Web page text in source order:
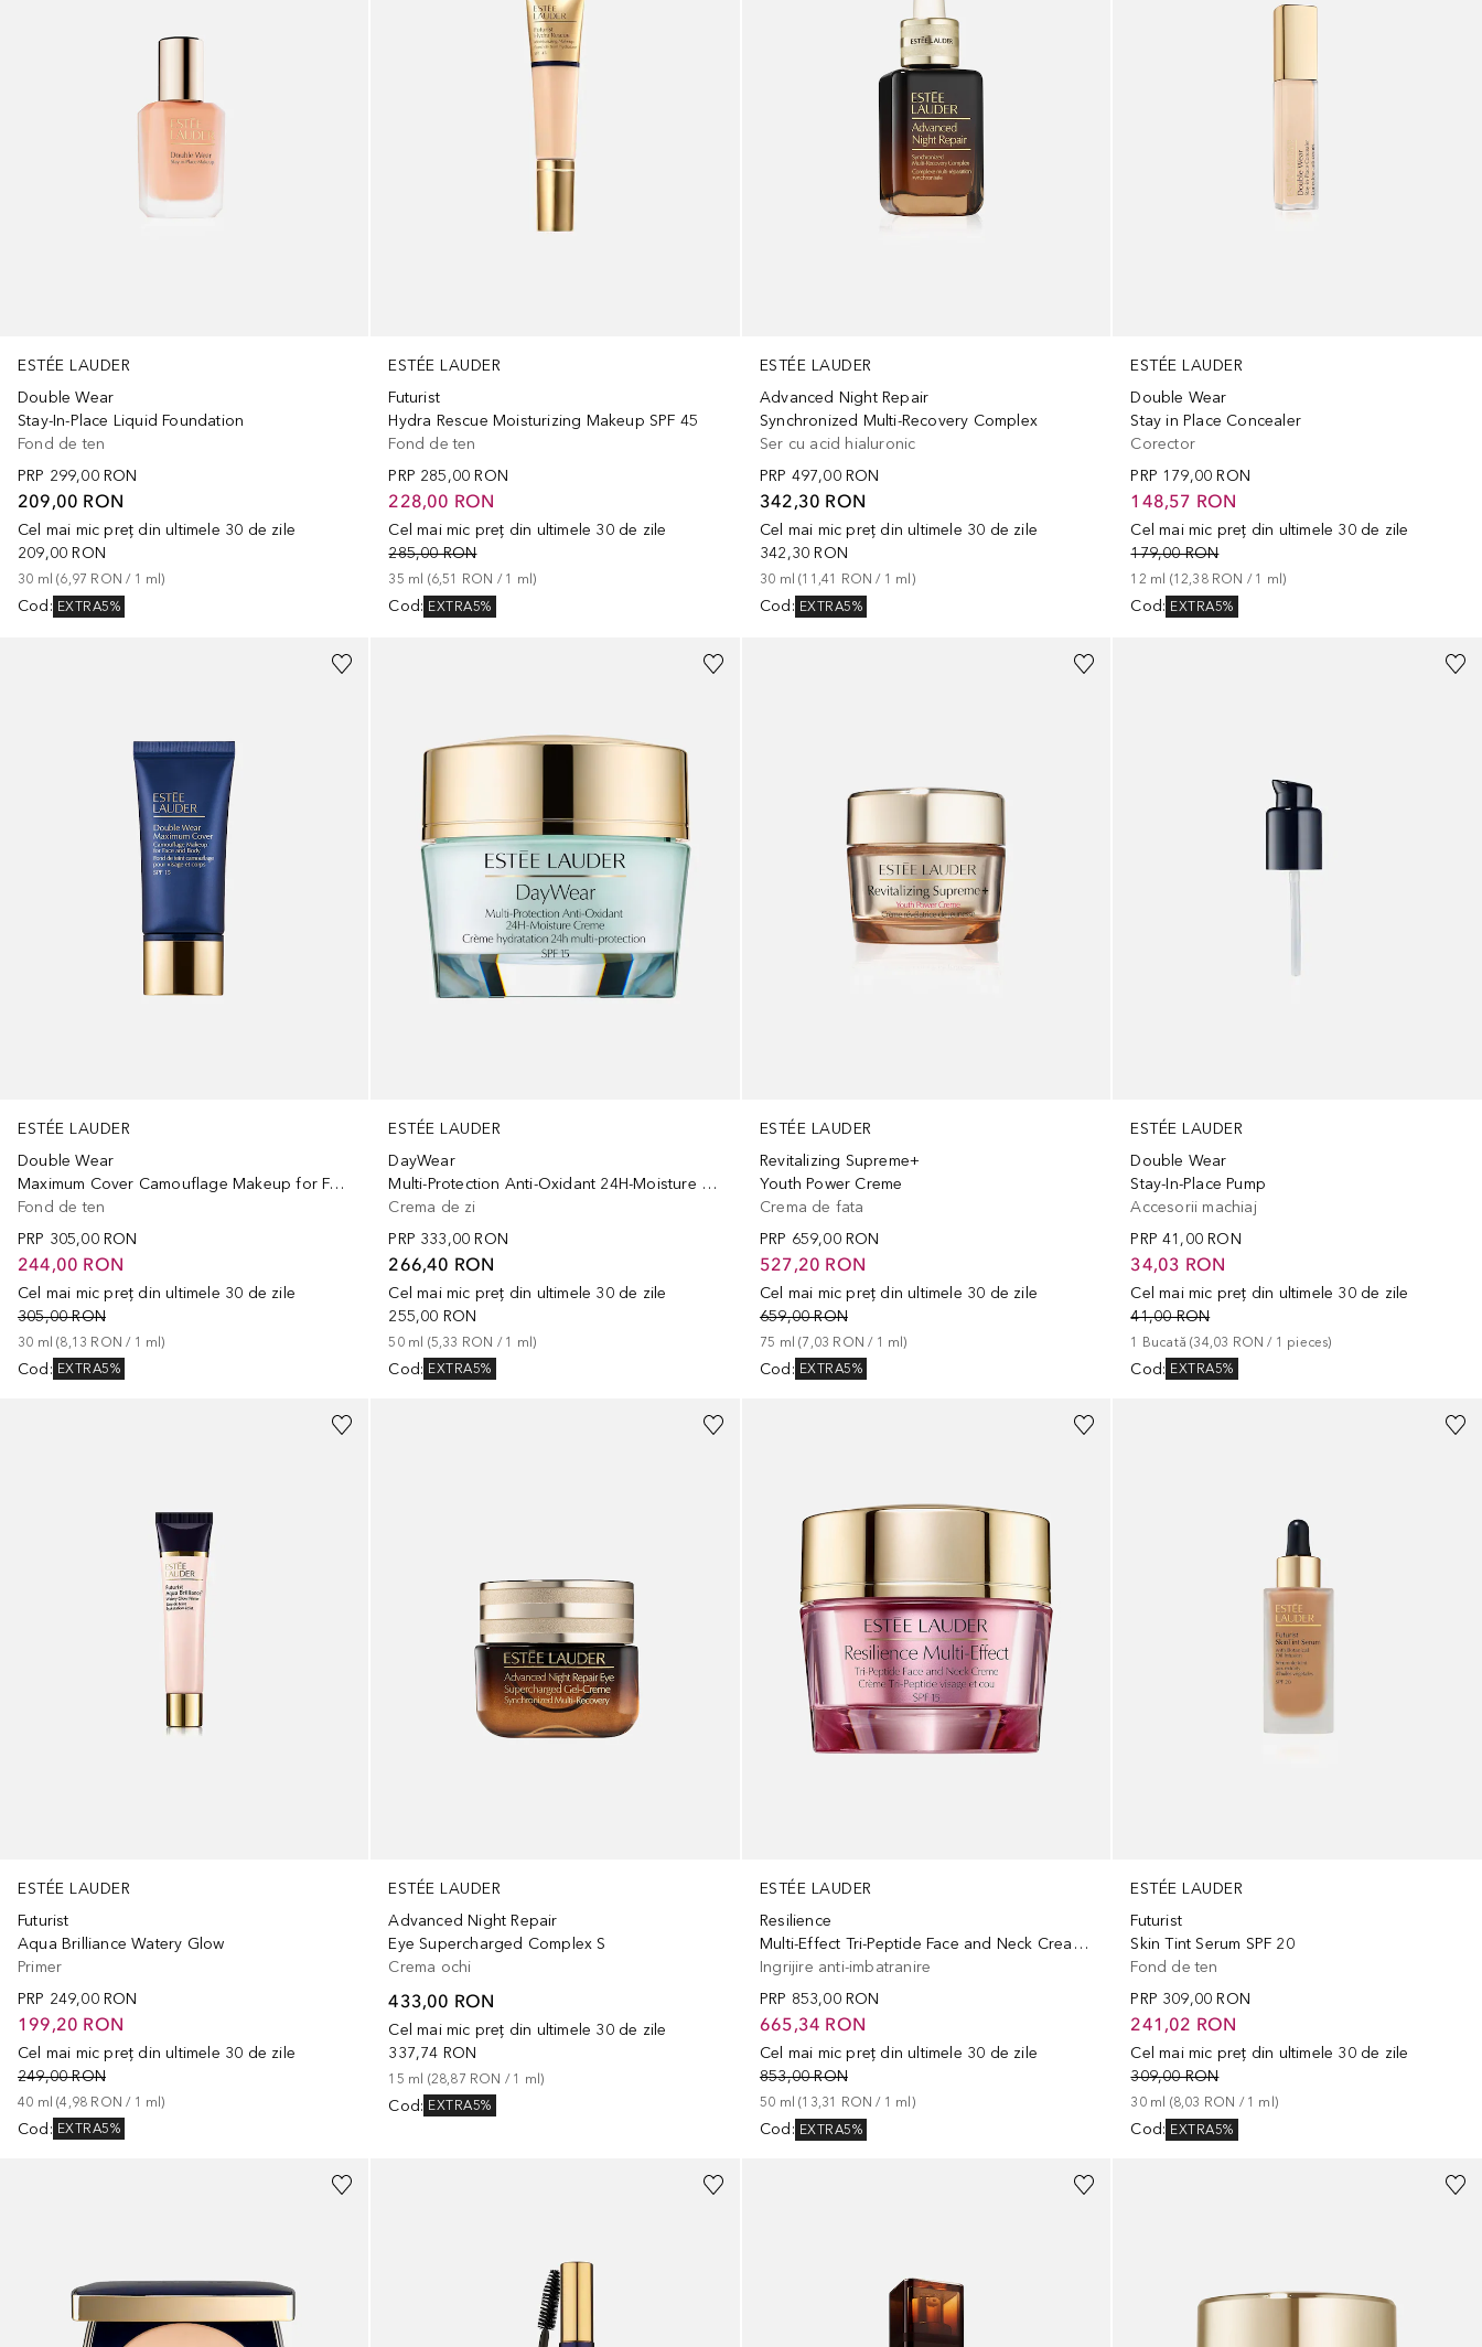
ESTÉE LAUDER
Double Wear
Stay-In-Place Liquid Foundation
Fond de ten
PRP 299,00 RON
209,00 RON
Cel mai mic preț din ultimele 30 de zile
209,00 RON
30 ml (6,97 RON / 1 ml)
Cod : EXTRA5%
ESTÉE LAUDER
Futurist
Hydra Rescue Moisturizing Makeup SPF 45
Fond de ten
PRP 285,00 RON
228,00 RON
Cel mai mic preț din ultimele 30 de zile
285,00 RON
35 ml (6,51 RON / 1 ml )
Cod: EXTRA5%
ESTÉE LAUDER
Advanced Night Repair
Synchronized Multi-Recovery Complex
Ser cu acid hialuronic
PRP 497,00 RON
342,30 RON
Cel mai mic preț din ultimele 30 de zile
342,30 RON
30 ml (11,41 RON / 1 ml )
Cod : EXTRA5%
ESTÉE LAUDER
Double Wear
Stay in Place Concealer
Corector
PRP 179,00 RON
148,57 RON
Cel mai mic preț din ultimele 30 de zile
179,00 RON
12 ml (12,38 RON / 1 ml)
Cod: EXTRA5%
ESTÉE LAUDER
Double Wear
Maximum Cover Camouflage Makeup for Face and Body SPF 15
Fond de ten
PRP 305,00 RON
244,00 RON
Cel mai mic preț din ultimele 30 de zile
305,00 RON
30 ml (8,13 RON / 1 ml)
Cod : EXTRA5%
+6
ESTÉE LAUDER
DayWear
Multi-Protection Anti-Oxidant 24H-Moisture Creme SPF15
Crema de zi
PRP 333,00 RON
266,40 RON
Cel mai mic preț din ultimele 30 de zile
255,00 RON
50 ml (5,33 RON / 1 ml)
Cod: EXTRA5%
ESTÉE LAUDER
Revitalizing Supreme+
Youth Power Creme
Crema de fata
PRP 659,00 RON
527,20 RON
Cel mai mic preț din ultimele 30 de zile
659,00 RON
75 ml (7,03 RON / 1 ml)
Cod : EXTRA5%
ESTÉE LAUDER
Double Wear
Stay-In-Place Pump
Accesorii machiaj
PRP 41,00 RON
34,03 RON
Cel mai mic preț din ultimele 30 de zile
41,00 RON
1 Bucată (34,03 RON / 1 pieces)
Cod: EXTRA5%
ESTÉE LAUDER
Futurist
Aqua Brilliance Watery Glow
Primer
PRP 249,00 RON
199,20 RON
Cel mai mic preț din ultimele 30 de zile
249,00 RON
40 ml (4,98 RON / 1 ml)
Cod : EXTRA5%
ESTÉE LAUDER
Advanced Night Repair
Eye Supercharged Complex S
Crema ochi
433,00 RON
Cel mai mic preț din ultimele 30 de zile
337,74 RON
15 ml (28,87 RON / 1 ml)
Cod: EXTRA5%
ESTÉE LAUDER
Resilience
Multi-Effect Tri-Peptide Face and Neck Cream SPF15
Ingrijire anti-imbatranire
PRP 853,00 RON
665,34 RON
Cel mai mic preț din ultimele 30 de zile
853,00 RON
50 ml (13,31 RON / 1 ml )
Cod : EXTRA5%
ESTÉE LAUDER
Futurist
Skin Tint Serum SPF 20
Fond de ten
PRP 309,00 RON
241,02 RON
Cel mai mic preț din ultimele 30 de zile
309,00 RON
30 ml (8,03 RON / 1 ml )
Cod: EXTRA5%
+15
+2